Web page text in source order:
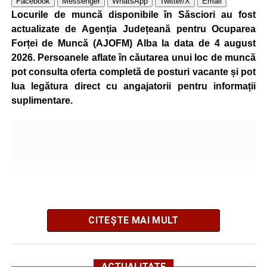
energie electrică din România. O parte din necesarul
energetic este acoperită prin producția proprie de energie,
realizată cu ajutorul panourilor fotovoltaice și al unităților
de cogenerare.
Reprezentanții companiei afirmă că vor continua
colaborarea cu autoritățile și operatorii din domeniul
energetic pentru a contribui la depășirea perioadei dificile
Ultimele știri din Sebeș
Locurile de muncă disponibile în Săsciori au fost
actualizate de Agenția Județeană pentru Ocuparea
Forței de Muncă (AJOFM) Alba la data de 4 august
2026. Persoanele aflate în căutarea unui loc de muncă
pot consulta oferta completă de posturi vacante și pot
lua legătura direct cu angajatorii pentru informații
suplimentare.
CITEȘTE MAI MULT